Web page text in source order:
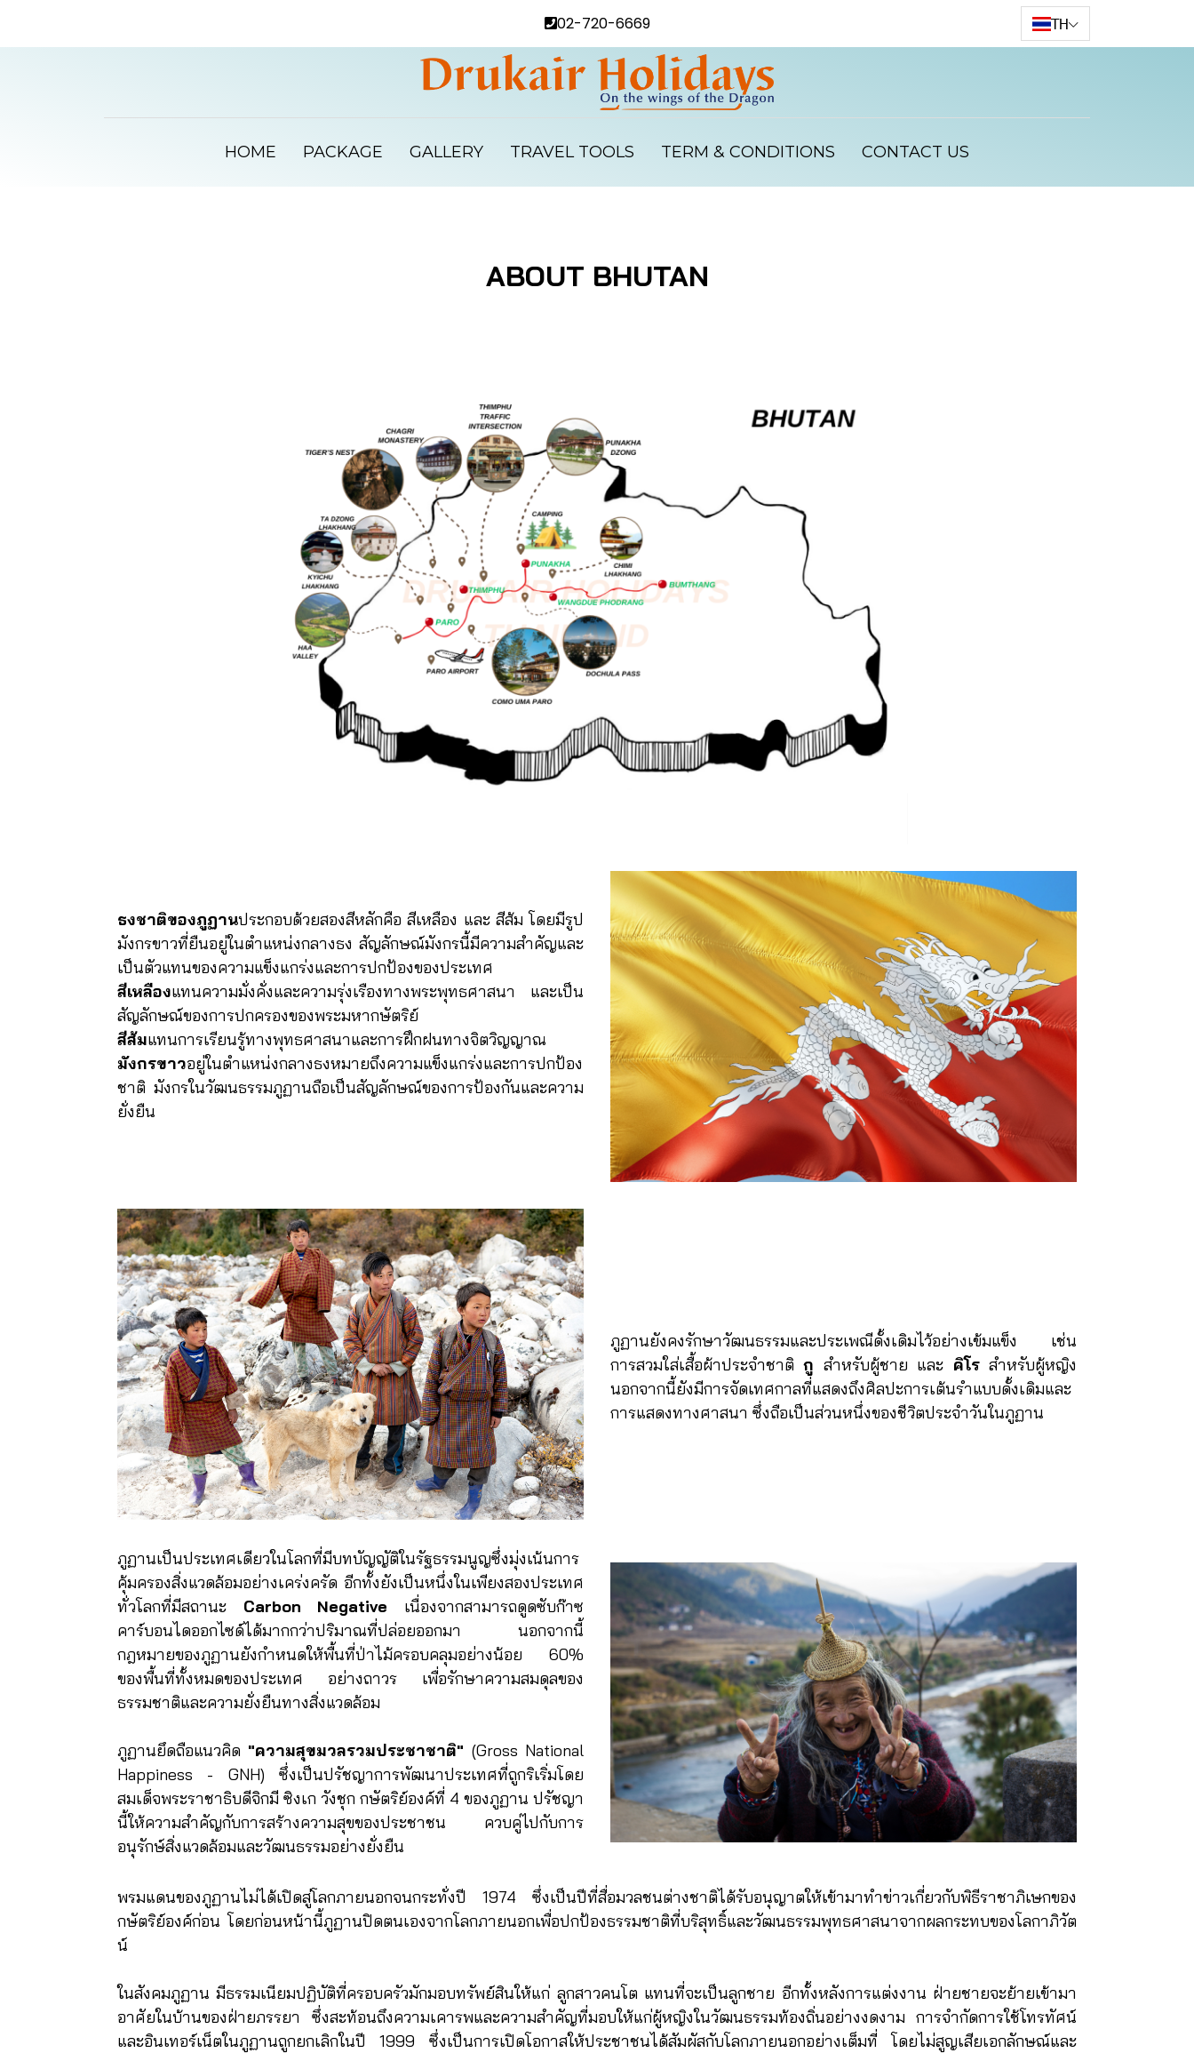
02-720-6669 TH
HOME PACKAGE GALLERY TRAVEL TOOLS TERM & CONDITIONS CONTACT US
ABOUT BHUTAN
ธงชาติของภูฏานประกอบด้วยสองสีหลักคือ สีเหลือง และ สีส้ม โดยมีรูป
มังกรขาวที่ยืนอยู่ในตำแหน่งกลางธง สัญลักษณ์มังกรนี้มีความสำคัญและ
เป็นตัวแทนของความแข็งแกร่งและการปกป้องของประเทศ
สีเหลืองแทนความมั่งคั่งและความรุ่งเรืองทางพระพุทธศาสนา และเป็น
สัญลักษณ์ของการปกครองของพระมหากษัตริย์
สีส้มแทนการเรียนรู้ทางพุทธศาสนาและการฝึกฝนทางจิตวิญญาณ
มังกรขาวอยู่ในตำแหน่งกลางธงหมายถึงความแข็งแกร่งและการปกป้อง
ชาติ มังกรในวัฒนธรรมภูฏานถือเป็นสัญลักษณ์ของการป้องกันและความ
ยั่งยืน
ภูฏานยังคงรักษาวัฒนธรรมและประเพณีดั้งเดิมไว้อย่างเข้มแข็ง เช่น
การสวมใส่เสื้อผ้าประจำชาติกู สำหรับผู้ชาย และ คิโรสำหรับผู้หญิง
นอกจากนี้ยังมีการจัดเทศกาลที่แสดงถึงศิลปะการเต้นรำแบบดั้งเดิมและ
การแสดงทางศาสนา ซึ่งถือเป็นส่วนหนึ่งของชีวิตประจำวันในภูฏาน
ภูฏานเป็นประเทศเดียวในโลกที่มีบทบัญญัติในรัฐธรรมนูญซึ่งมุ่งเน้นการ
คุ้มครองสิ่งแวดล้อมอย่างเคร่งครัด อีกทั้งยังเป็นหนึ่งในเพียงสองประเทศ
ทั่วโลกที่มีสถานะ Carbon Negative เนื่องจากสามารถดูดซับก๊าซ
คาร์บอนไดออกไซด์ได้มากกว่าปริมาณที่ปล่อยออกมา นอกจากนี้
กฎหมายของภูฏานยังกำหนดให้พื้นที่ป่าไม้ครอบคลุมอย่างน้อย 60%
ของพื้นที่ทั้งหมดของประเทศ อย่างถาวร เพื่อรักษาความสมดุลของ
ธรรมชาติและความยั่งยืนทางสิ่งแวดล้อม
ภูฏานยึดถือแนวคิด "ความสุขมวลรวมประชาชาติ" (Gross National
Happiness - GNH) ซึ่งเป็นปรัชญาการพัฒนาประเทศที่ถูกริเริ่มโดย
สมเด็จพระราชาธิบดีจิกมี ซิงเก วังชุก กษัตริย์องค์ที่ 4 ของภูฏาน ปรัชญา
นี้ให้ความสำคัญกับการสร้างความสุขของประชาชน ควบคู่ไปกับการ
อนุรักษ์สิ่งแวดล้อมและวัฒนธรรมอย่างยั่งยืน
พรมแดนของภูฏานไม่ได้เปิดสู่โลกภายนอกจนกระทั่งปี 1974 ซึ่งเป็นปีที่สื่อมวลชนต่างชาติได้รับอนุญาตให้เข้ามาทำข่าวเกี่ยวกับพิธีราชาภิเษกของ
กษัตริย์องค์ก่อน โดยก่อนหน้านี้ภูฏานปิดตนเองจากโลกภายนอกเพื่อปกป้องธรรมชาติที่บริสุทธิ์และวัฒนธรรมพุทธศาสนาจากผลกระทบของโลกาภิวัต
น์
ในสังคมภูฏาน มีธรรมเนียมปฏิบัติที่ครอบครัวมักมอบทรัพย์สินให้แก่ ลูกสาวคนโต แทนที่จะเป็นลูกชาย อีกทั้งหลังการแต่งงาน ฝ่ายชายจะย้ายเข้ามา
อาศัยในบ้านของฝ่ายภรรยา ซึ่งสะท้อนถึงความเคารพและความสำคัญที่มอบให้แก่ผู้หญิงในวัฒนธรรมท้องถิ่นอย่างงดงาม การจำกัดการใช้โทรทัศน์
และอินเทอร์เน็ตในภูฏานถูกยกเลิกในปี 1999 ซึ่งเป็นการเปิดโอกาสให้ประชาชนได้สัมผัสกับโลกภายนอกอย่างเต็มที่ โดยไม่สูญเสียเอกลักษณ์และ